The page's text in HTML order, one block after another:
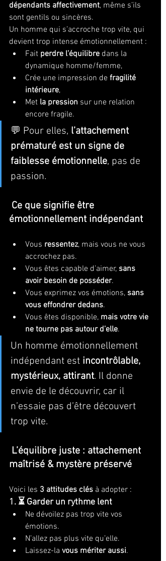
dépendants affectivement, même s’ils
sont gentils ou sincères.
Un homme qui s’accroche trop vite, qui
devient trop intense émotionnellement :
Fait perdre l’équilibre dans la
dynamique homme/femme,
Crée une impression de fragilité
intérieure,
Met la pression sur une relation
encore fragile.
💬 Pour elles, l’attachement
prématuré est un signe de
faiblesse émotionnelle, pas de
passion.
Ce que signifie être
émotionnellement indépendant
Vous ressentez, mais vous ne vous
accrochez pas.
Vous êtes capable d’aimer, sans
avoir besoin de posséder.
Vous exprimez vos émotions, sans
vous effondrer dedans.
Vous êtes disponible, mais votre vie
ne tourne pas autour d’elle.
Un homme émotionnellement
indépendant est incontrôlable,
mystérieux, attirant. Il donne
envie de le découvrir, car il
n’essaie pas d’être découvert
trop vite.
L’équilibre juste : attachement
maîtrisé & mystère préservé
Voici les 3 attitudes clés à adopter :
1. ⏳ Garder un rythme lent
Ne dévoilez pas trop vite vos
émotions.
N’allez pas plus vite qu’elle.
Laissez-la vous mériter aussi.